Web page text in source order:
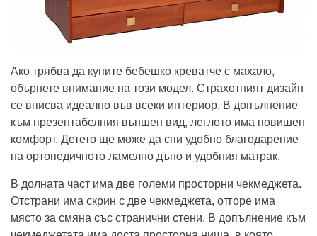
Ако трябва да купите бебешко креватче с махало,
обърнете внимание на този модел. Страхотният дизайн
се вписва идеално във всеки интериор. В допълнение
към презентабелния външен вид, леглото има повишен
комфорт. Детето ще може да спи удобно благодарение
на ортопедичното ламелно дъно и удобния матрак.
В долната част има две големи просторни чекмеджета.
Отстрани има скрин с две чекмеджета, отгоре има
място за смяна със странични стени. В допълнение към